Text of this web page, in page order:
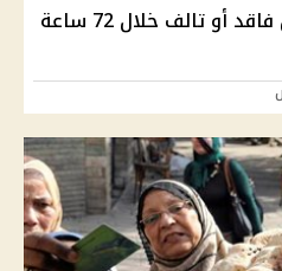
تفعيل بطاقة التموين بدل فاقد أو تالف خلال 72 ساعة